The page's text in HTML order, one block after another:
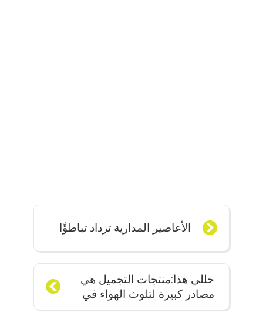
الأعاصير المدارية تزداد تباطؤًا
حللي هذا:منتجات التجميل هي
مصادر كبيرة لتلوث الهواء في
المناطق الحضرية